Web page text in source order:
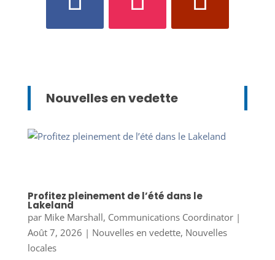
Nouvelles en vedette
Profitez pleinement de l’été dans le
Lakeland
par Mike Marshall, Communications Coordinator|
Août 7, 2026 | Nouvelles en vedette, Nouvelles
locales